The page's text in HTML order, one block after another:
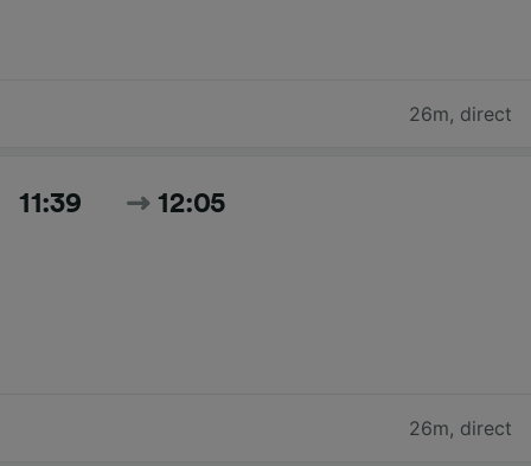
26m, direct
11:39 12:05
26m, direct